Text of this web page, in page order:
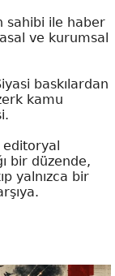
sahibi ile haber
ve kurumsal
baskılardan
kamu
editoryal
bir düzende,
yalnızca bir